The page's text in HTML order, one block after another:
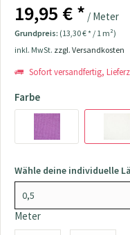
19,95 € * / Meter
Grundpreis: (13,30 € * / 1 m²)
inkl. MwSt. zzgl. Versandkosten
Sofort versandfertig,
Farbe
Wähle deine individuelle
Meter